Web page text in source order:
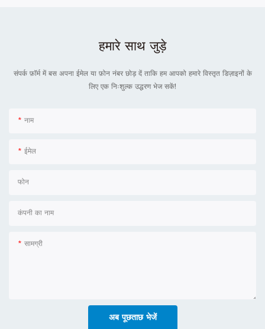
हमारे साथ जुड़े
संपर्क फ़ॉर्म में बस अपना ईमेल या फ़ोन नंबर छोड़ दें ताकि हम आपको हमारे विस्तृत डिज़ाइनों के
लिए एक निःशुल्क उद्धरण भेज सकें!
नाम
ईमेल
फोन
कंपनी का नाम
सामग्री
अब पूछताछ भेजें